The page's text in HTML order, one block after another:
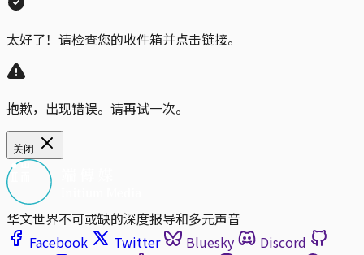
太好了！请检查您的收件箱并点击链接。
抱歉，出现错误。请再试一次。
关闭
华文世界不可或缺的深度报导和多元声音
Facebook
Twitter Bluesky
Discord